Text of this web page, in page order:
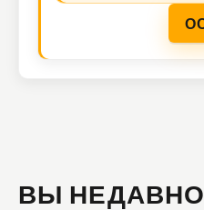
ВЫ